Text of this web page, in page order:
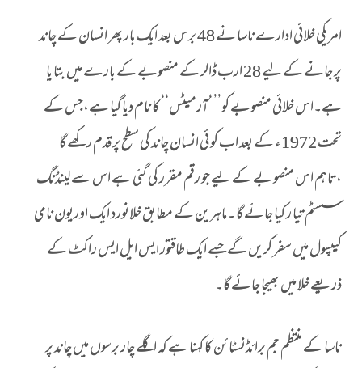
امریکی خلائی ادارے ناسا نے 48 برس بعد ایک بار پھر انسان کے چاند
پر جانے کے لیے 28 ارب ڈالر کے منصوبے کے بارے میں بتا یا
ہے۔اس خلائی منصوبے کو’’ ‘آرمیٹس‘‘ کا نام دیا گیا ہے،جس کے
تحت 1972 ء کے بعد اب کو ئی انسان چاند کی سطح پر قدم رکھے گا
،تاہم اس منصوبے کے لیے جو رقم مقرر کی گئی ہے اس سے لینڈنگ
سسٹم تیا ر کیا جائے گا ۔ماہرین کے مطابق خلانورد ایک اوریون نامی
کیپسول میں سفر کریں گے جسے ایک طاقتور ایس ایل ایس راکٹ کے
ذریعے خلا میں بھیجا جائے گا۔
ناسا کے منتظم جم برائڈنسٹائن کا کہنا ہے کہ اگلے چار برسوں میں چاند پر